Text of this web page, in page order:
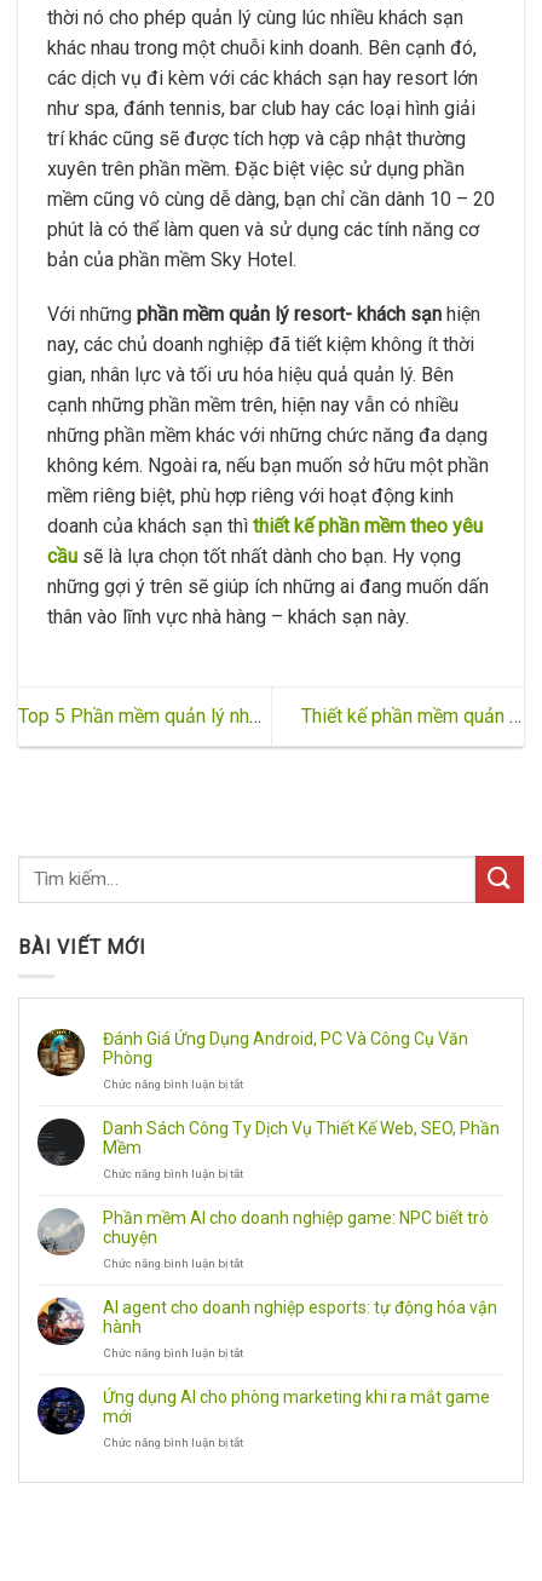
BÀI VIẾT MỚI
Đánh Giá Ứng Dụng Android, PC Và Công Cụ Văn
Phòng
Chức năng bình luận bị tắt
Giá
Ứng
Và
Danh Sách Công Ty Dịch Vụ Thiết Kế Web, SEO, Phần
Mềm
Chức năng bình luận bị tắt
Sách
Công
Mềm
Phần mềm AI cho doanh nghiệp game: NPC biết trò
chuyện
Chức năng bình luận bị tắt
AI
game:
AI agent cho doanh nghiệp esports: tự động hóa vận
hành
Chức năng bình luận bị tắt
agent
cho
tự
Ứng dụng AI cho phòng marketing khi ra mắt game
mới
Chức năng bình luận bị tắt
thời nó cho phép quản lý cùng lúc nhiều khách sạn
khác nhau trong một chuỗi kinh doanh. Bên cạnh đó,
các dịch vụ đi kèm với các khách sạn hay resort lớn
như spa, đánh tennis, bar club hay các loại hình giải
trí khác cũng sẽ được tích hợp và cập nhật thường
xuyên trên phần mềm. Đặc biệt việc sử dụng phần
mềm cũng vô cùng dễ dàng, bạn chỉ cần dành 10 – 20
phút là có thể làm quen và sử dụng các tính năng cơ
bản của phần mềm Sky Hotel.
Với những phần mềm quản lý resort- khách sạn hiện
nay, các chủ doanh nghiệp đã tiết kiệm không ít thời
gian, nhân lực và tối ưu hóa hiệu quả quản lý. Bên
cạnh những phần mềm trên, hiện nay vẫn có nhiều
những phần mềm khác với những chức năng đa dạng
không kém. Ngoài ra, nếu bạn muốn sở hữu một phần
mềm riêng biệt, phù hợp riêng với hoạt động kinh
doanh của khách sạn thì thiết kế phần mềm theo yêu
cầu sẽ là lựa chọn tốt nhất dành cho bạn. Hy vọng
những gợi ý trên sẽ giúp ích những ai đang muốn dấn
thân vào lĩnh vực nhà hàng – khách sạn này.
Top 5 Phần mềm quản lý nhà
hàng được sử dụng phổ biến
Thiết kế phần mềm quản lý
khách sạn – resort chuyên